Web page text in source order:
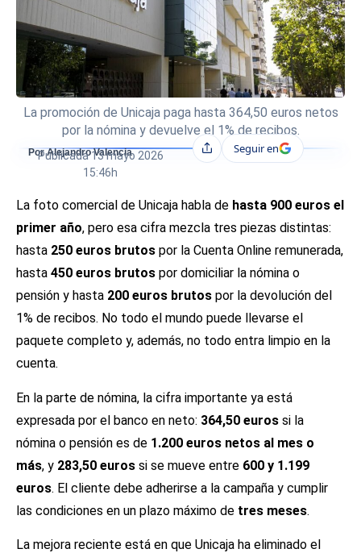
La promoción de Unicaja paga hasta 364,50 euros netos
por la nómina y devuelve el 1% de recibos.
Por Alejandro Valencia
Publicada13 mayo 2026
15:46h
CompartirSeguir en
La foto comercial de Unicaja habla de hasta 900 euros el
primer año, pero esa cifra mezcla tres piezas distintas:
hasta 250 euros brutos por la Cuenta Online remunerada,
hasta 450 euros brutos por domiciliar la nómina o
pensión y hasta 200 euros brutos por la devolución del
1% de recibos. No todo el mundo puede llevarse el
paquete completo y, además, no todo entra limpio en la
cuenta.
En la parte de nómina, la cifra importante ya está
expresada por el banco en neto: 364,50 euros si la
nómina o pensión es de 1.200 euros netos al mes o
más, y 283,50 euros si se mueve entre 600 y 1.199
euros. El cliente debe adherirse a la campaña y cumplir
las condiciones en un plazo máximo de tres meses.
La mejora reciente está en que Unicaja ha eliminado el